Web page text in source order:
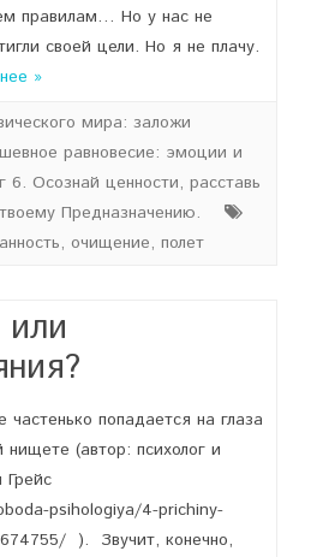
правилам… Но у нас не
своей цели. Но я не плачу.
»
мира: заложи
равновесие: эмоции и
6. Осознай ценности, расставь
Предназначению.
, очищение, полет
попадается на глаза
(автор: психолог и
Грейс
psihologiya/4-prichiny-
). Звучит, конечно,